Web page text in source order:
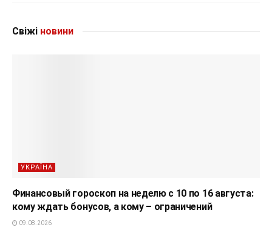
Свіжі новини
УКРАЇНА
Финансовый гороскоп на неделю с 10 по 16 августа:
кому ждать бонусов, а кому – ограничений
09.08.2026